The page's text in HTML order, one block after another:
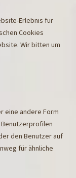
Erlebnis für
Cookies
Wir bitten um
eine andere Form
den Benutzer auf
für ähnliche